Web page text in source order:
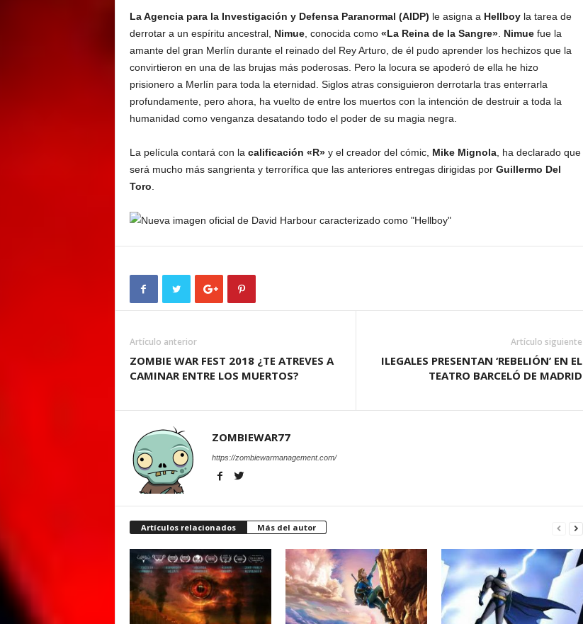
La Agencia para la Investigación y Defensa Paranormal (AIDP) le asigna a Hellboyla tarea de
derrotar a un espíritu ancestral, Nimue, conocida como «La Reina de la Sangre». Nimuefue la
amante del gran Merlín durante el reinado del Rey Arturo, de él pudo aprender los hechizos que la
convirtieron en una de las brujas más poderosas. Pero la locura se apoderó de ella he hizo
prisionero a Merlín para toda la eternidad. Siglos atras consiguieron derrotarla tras enterrarla
profundamente, pero ahora, ha vuelto de entre los muertos con la intención de destruir a toda la
humanidad como venganza desatando todo el poder de su magia negra.
La película contará con la calificación «R»y el creador del cómic, Mike Mignola, ha declarado que
será mucho más sangrienta y terrorífica que las anteriores entregas dirigidas porGuillermo Del
Toro
Artículo anterior
ZOMBIE WAR FEST 2018 ¿TE ATREVES A
CAMINAR ENTRE LOS MUERTOS?
Artículo siguiente
ILEGALES PRESENTAN ‘REBELIÓN’ EN EL
TEATRO BARCELÓ DE MADRID
ZOMBIEWAR77
https://zombiewarmanagement.com/
Artículos relacionados Más del autor